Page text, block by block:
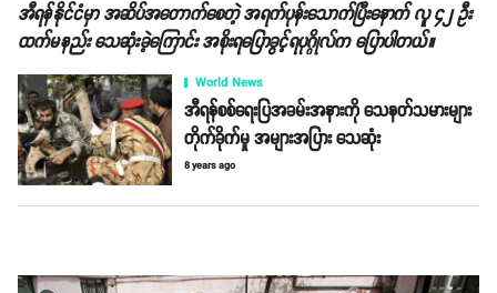
အီရန်နိုင်ငံမှာ အဆိပ်အတောက်စေတဲ့ အရက်ပုန်းသောက်ပြီးနောက် လူ ၄၂ ဦး
ထက်မနည်း သေဆုံးခဲ့ကြောင်း အစိုးရပြောခွင့်ရပုဂ္ဂိုလ်က ပြောပါတယ်။
World News
အီရန်စစ်ရေးပြအခမ်းအနားကို သေနတ်သမားများ
တိုက်ခိုက်မှု အများအပြား သေဆုံး
8 years ago